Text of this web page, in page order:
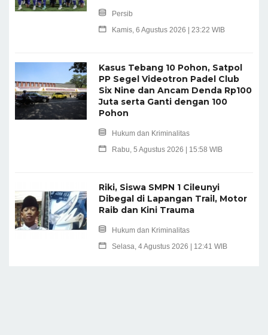
Persib
Kamis, 6 Agustus 2026 | 23:22 WIB
Kasus Tebang 10 Pohon, Satpol
PP Segel Videotron Padel Club
Six Nine dan Ancam Denda Rp100
Juta serta Ganti dengan 100
Pohon
Hukum dan Kriminalitas
Rabu, 5 Agustus 2026 | 15:58 WIB
Riki, Siswa SMPN 1 Cileunyi
Dibegal di Lapangan Trail, Motor
Raib dan Kini Trauma
Hukum dan Kriminalitas
Selasa, 4 Agustus 2026 | 12:41 WIB